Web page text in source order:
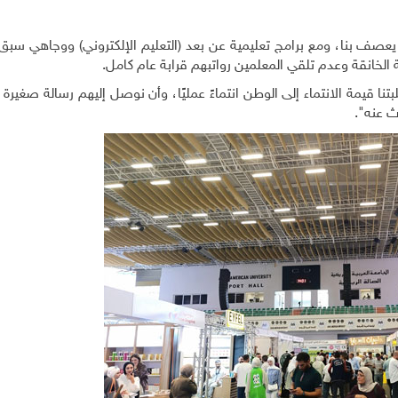
ومع برامج تعليمية عن بعد (التعليم الإلكتروني) ووجاهي سبق
الخانقة وعدم تلقي المعلمين رواتبهم قرابة عام كامل.
قيمة الانتماء إلى الوطن انتماءً عمليًا، وأن نوصل إليهم رسالة
عنه".